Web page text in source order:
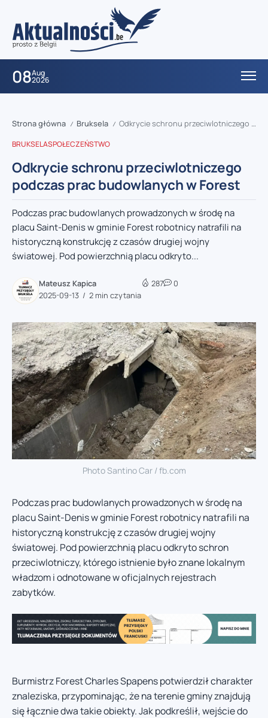
08Aug
2026
Strona główna / Bruksela / Odkrycie schronu przeciwlotniczego podczas prac budowlanych w Forest
BRUKSELASPOŁECZEŃSTWO
Odkrycie schronu przeciwlotniczego
podczas prac budowlanych w Forest
Podczas prac budowlanych prowadzonych w środę na
placu Saint-Denis w gminie Forest robotnicy natrafili na
historyczną konstrukcję z czasów drugiej wojny
światowej. Pod powierzchnią placu odkryto...
Mateusz Kapica
2025-09-13
2 min czytania
287 0
Photo Santino Car / fb.com
Podczas prac budowlanych prowadzonych w środę na
placu Saint-Denis w gminie Forest robotnicy natrafili na
historyczną konstrukcję z czasów drugiej wojny
światowej. Pod powierzchnią placu odkryto schron
przeciwlotniczy, którego istnienie było znane lokalnym
władzom i odnotowane w oficjalnych rejestrach
zabytków.
Burmistrz Forest Charles Spapens potwierdził charakter
znaleziska, przypominając, że na terenie gminy znajdują
się łącznie dwa takie obiekty. Jak podkreślił, wejście do